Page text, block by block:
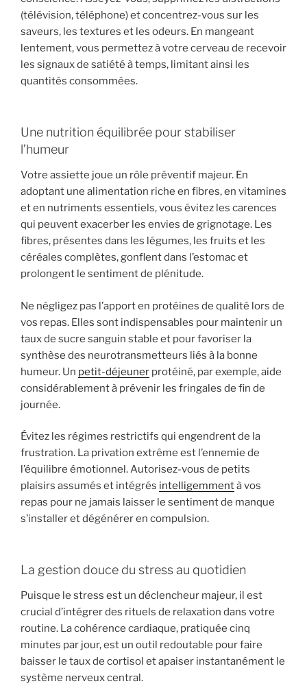
(télévision, téléphone) et concentrez-vous sur les
saveurs, les textures et les odeurs. En mangeant
lentement, vous permettez à votre cerveau de recevoir
les signaux de satiété à temps, limitant ainsi les
quantités consommées.
Une nutrition équilibrée pour stabiliser
l’humeur
Votre assiette joue un rôle préventif majeur. En
adoptant une alimentation riche en fibres, en vitamines
et en nutriments essentiels, vous évitez les carences
qui peuvent exacerber les envies de grignotage. Les
fibres, présentes dans les légumes, les fruits et les
céréales complètes, gonflent dans l’estomac et
prolongent le sentiment de plénitude.
Ne négligez pas l’apport en protéines de qualité lors de
vos repas. Elles sont indispensables pour maintenir un
taux de sucre sanguin stable et pour favoriser la
synthèse des neurotransmetteurs liés à la bonne
humeur. Un petit-déjeuner protéiné, par exemple, aide
considérablement à prévenir les fringales de fin de
journée.
Évitez les régimes restrictifs qui engendrent de la
frustration. La privation extrême est l’ennemie de
l’équilibre émotionnel. Autorisez-vous de petits
plaisirs assumés et intégrés intelligemmentà vos
repas pour ne jamais laisser le sentiment de manque
s’installer et dégénérer en compulsion.
La gestion douce du stress au quotidien
Puisque le stress est un déclencheur majeur, il est
crucial d’intégrer des rituels de relaxation dans votre
routine. La cohérence cardiaque, pratiquée cinq
minutes par jour, est un outil redoutable pour faire
baisser le taux de cortisol et apaiser instantanément le
système nerveux central.